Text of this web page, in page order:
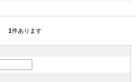
1件あります